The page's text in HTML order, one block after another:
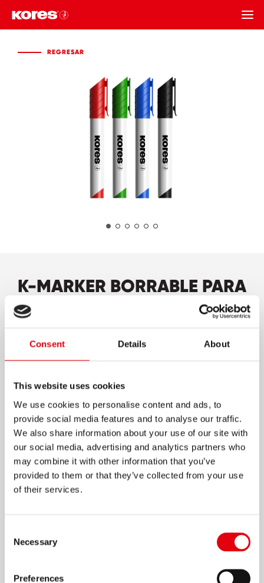
Consent Details About
This website uses cookies
We use cookies to personalise content and ads, to
provide social media features and to analyse our traffic.
We also share information about your use of our site with
our social media, advertising and analytics partners who
may combine it with other information that you’ve
provided to them or that they’ve collected from your use
of their services.
Selection
Necessary
Preferences
REGRESAR
K-MARKER BORRABLE PARA
TABLERO
exclusivo de Kores
Colores súper brillantes e intensos
Punta de flujo constante y suave
Tinta de aroma ligero de rápido secado
Sin componentes porosos, larga vida en
anaqueles
Puede durar hasta 48 horas sin taparse y no se
seca
Se puede usar en vidrio y se borra sin dejar
verde, rojo y sets de 4, 6, 10 colores